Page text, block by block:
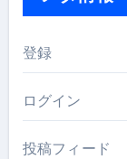
登録
ログイン
投稿フィード